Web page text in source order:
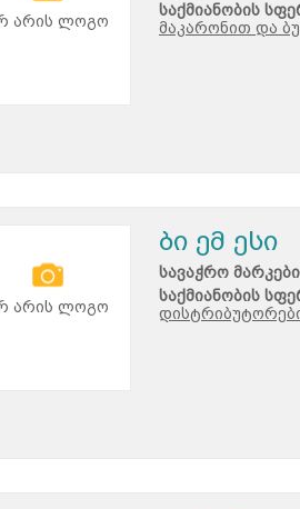
არის ლოგო
საქმიანობის
მაკარონით და
არის ლოგო
ბი ემ ესი
სავაჭრო
საქმიანობის